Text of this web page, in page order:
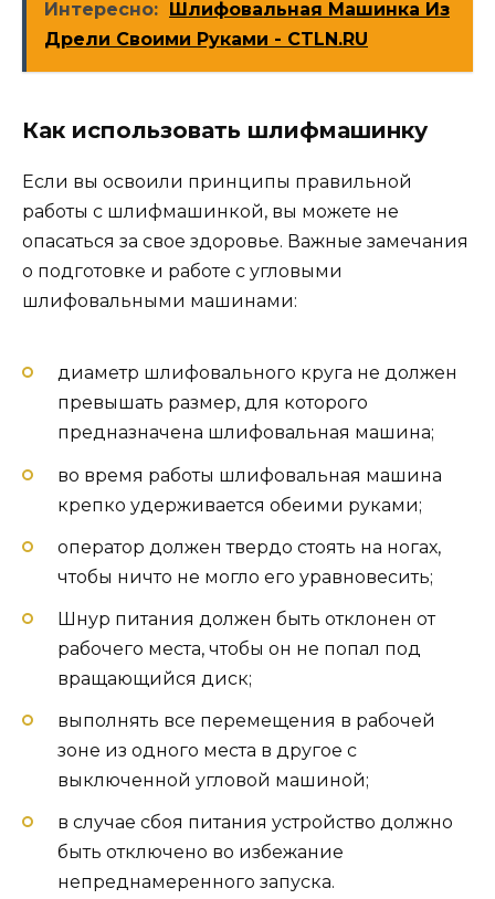
Интересно: Шлифовальная Машинка Из
Дрели Своими Руками - CTLN.RU
Как использовать шлифмашинку
Если вы освоили принципы правильной
работы с шлифмашинкой, вы можете не
опасаться за свое здоровье. Важные замечания
о подготовке и работе с угловыми
шлифовальными машинами:
диаметр шлифовального круга не должен
превышать размер, для которого
предназначена шлифовальная машина;
во время работы шлифовальная машина
крепко удерживается обеими руками;
оператор должен твердо стоять на ногах,
чтобы ничто не могло его уравновесить;
Шнур питания должен быть отклонен от
рабочего места, чтобы он не попал под
вращающийся диск;
выполнять все перемещения в рабочей
зоне из одного места в другое с
выключенной угловой машиной;
в случае сбоя питания устройство должно
быть отключено во избежание
непреднамеренного запуска.